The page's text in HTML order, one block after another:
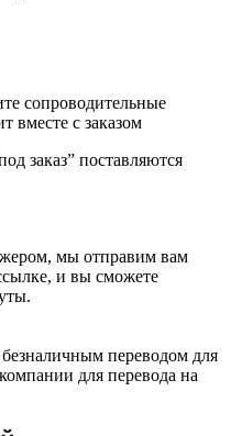
сопроводительные
вместе с заказом
заказ” поставляются
мы отправим вам
и вы сможете
переводом для
для перевода на